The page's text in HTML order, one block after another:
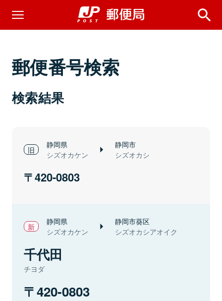
郵便番号検索
検索結果
静岡県
シズオカケン
静岡市
シズオカシ
420-0803
静岡県
シズオカケン
静岡市葵区
シズオカシアオイク
千代田
チヨダ
420-0803